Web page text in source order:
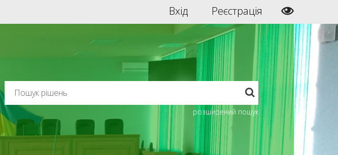
Вхід Реєстрація
розширений пошук